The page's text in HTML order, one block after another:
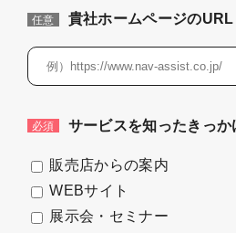
任意 貴社ホームページのURL
必須 サービスを知ったきっか
販売店からの案内
WEBサイト
展示会・セミナー